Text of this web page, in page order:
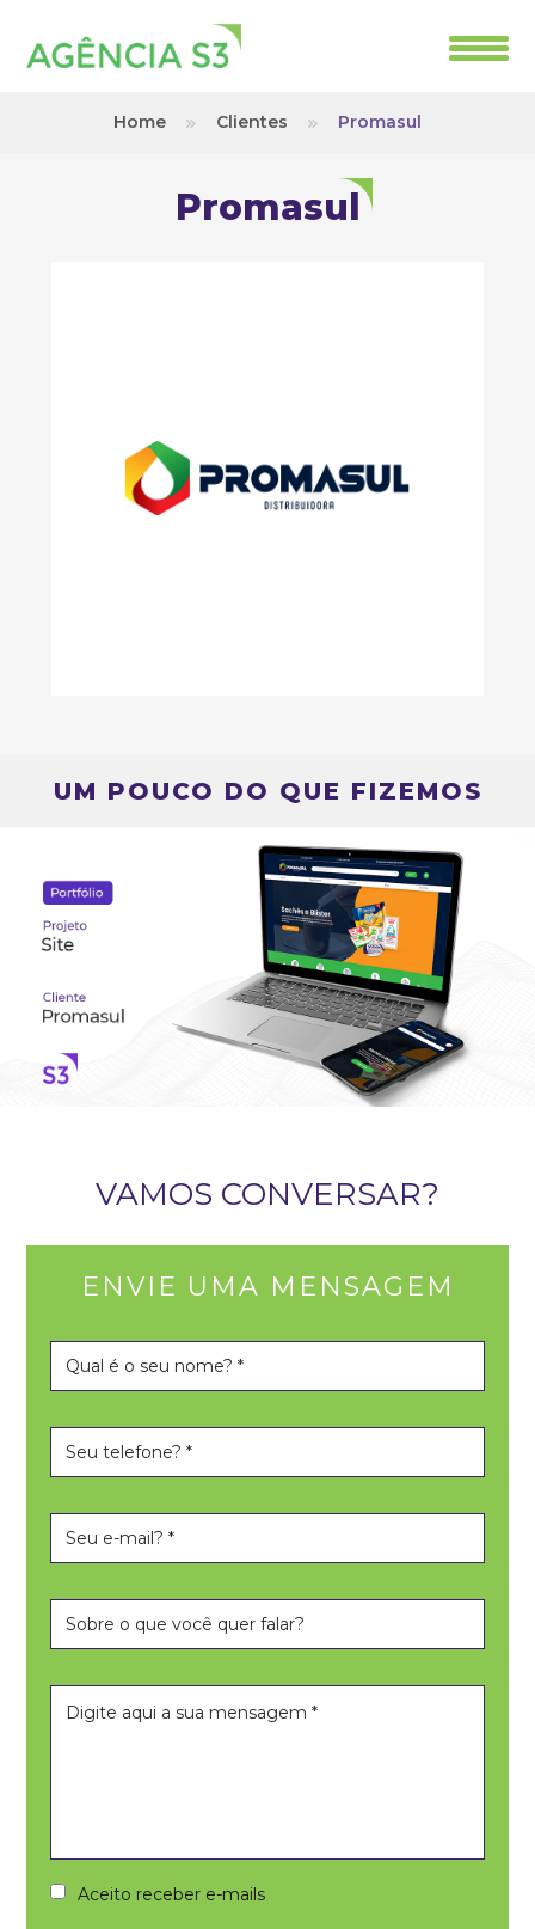
Home Clientes Promasul
Promasul
UM POUCO DO QUE FIZEMOS
VAMOS CONVERSAR?
ENVIE UMA MENSAGEM
Aceito receber e-mails